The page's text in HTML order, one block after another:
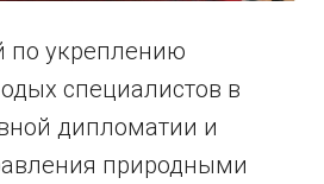
по укреплению
специалистов в
дипломатии и
природными